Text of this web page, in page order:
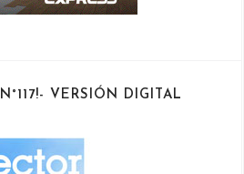
VERSIÓN DIGITAL